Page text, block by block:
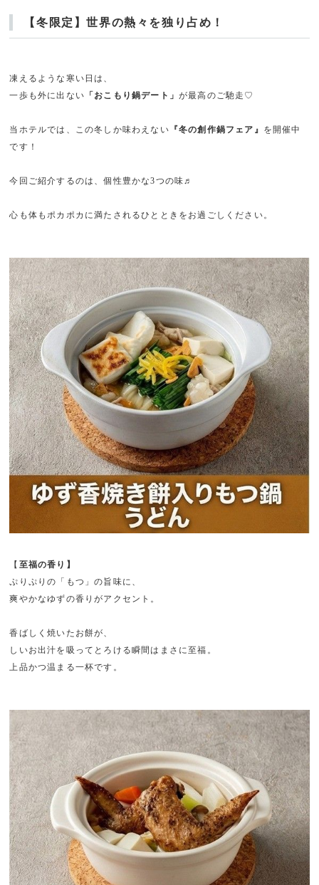
【冬限定】世界の熱々を独り占め！
凍えるような寒い日は、
一歩も外に出ない 「おこもり鍋デート」が最高のご馳走♡
当ホテルでは、この冬しか味わえない 『冬の創作鍋フェア』 を開催中
です！
今回ご紹介するのは、個性豊かな3つの味♬
心も体もポカポカに満たされるひとときをお過ごしください。
【 至福の香り】
ぷりぷりの「もつ」の旨味に、
爽やかなゆずの香りがアクセント。
香ばしく焼いたお餅が、
しいお出汁を吸ってとろける瞬間はまさに至福。
上品かつ温まる一杯です。